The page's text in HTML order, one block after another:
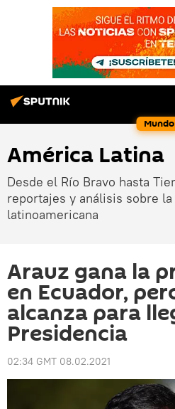
Mundo
América Latina
Desde el Río Bravo hasta
reportajes y análisis sobre
latinoamericana
Arauz gana la
en Ecuador,
alcanza para
Presidencia
02:34 GMT 08.02.2021